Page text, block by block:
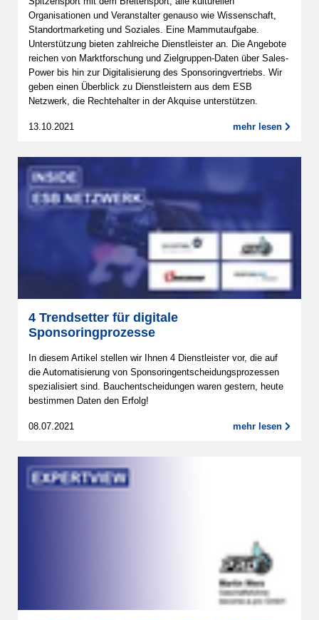
Organisationen und Veranstalter genauso wie Wissenschaft,
Standortmarketing und Soziales. Eine Mammutaufgabe.
Unterstützung bieten zahlreiche Dienstleister an. Die Angebote
reichen von Marktforschung und Zielgruppen-Daten über Sales-
Power bis hin zur Digitalisierung des Sponsoringvertriebs. Wir
geben einen Überblick zu Dienstleistern aus dem ESB
Netzwerk, die Rechtehalter in der Akquise unterstützen.
13.10.2021 mehr lesen
4 Trendsetter für digitale
Sponsoringprozesse
In diesem Artikel stellen wir Ihnen 4 Dienstleister vor, die auf
die Automatisierung von Sponsoringentscheidungsprozessen
spezialisiert sind. Bauchentscheidungen waren gestern, heute
bestimmen Daten den Erfolg!
08.07.2021 mehr lesen